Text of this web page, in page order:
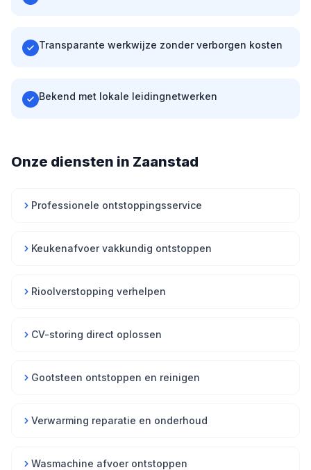
Transparante werkwijze zonder verborgen kosten
Bekend met lokale leidingnetwerken
Onze diensten in Zaanstad
Professionele ontstoppingsservice
Keukenafvoer vakkundig ontstoppen
Rioolverstopping verhelpen
CV-storing direct oplossen
Gootsteen ontstoppen en reinigen
Verwarming reparatie en onderhoud
Wasmachine afvoer ontstoppen